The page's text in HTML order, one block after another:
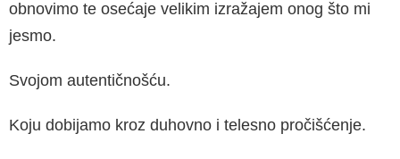
obnovimo te osećaje velikim izražajem onog što mi
jesmo.
Svojom autentičnošću.
Koju dobijamo kroz duhovno i telesno pročišćenje.